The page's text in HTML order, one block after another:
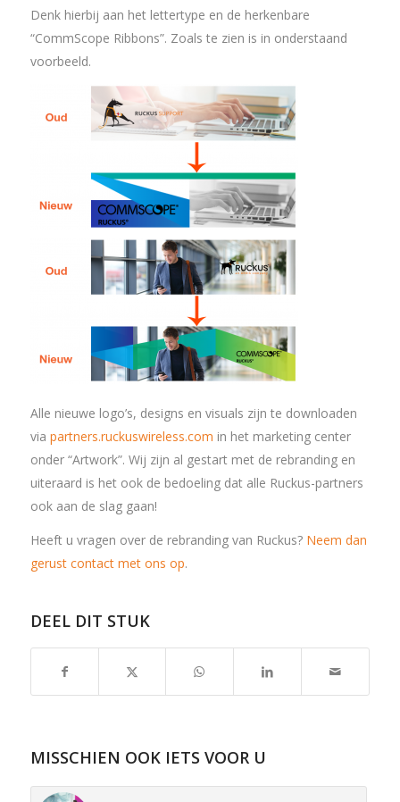
Denk hierbij aan het lettertype en de herkenbare
“CommScope Ribbons”. Zoals te zien is in onderstaand
voorbeeld.
Alle nieuwe logo’s, designs en visuals zijn te downloaden
via partners.ruckuswireless.com in het marketing center
onder “Artwork”. Wij zijn al gestart met de rebranding en
uiteraard is het ook de bedoeling dat alle Ruckus-partners
ook aan de slag gaan!
Heeft u vragen over de rebranding van Ruckus? Neem dan
gerust contact met ons op.
DEEL DIT STUK
MISSCHIEN OOK IETS VOOR U